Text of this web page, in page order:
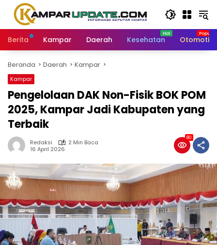
Langsung
konten
Berita
Kampar Daerah Kesehatan Otomotif
Beranda Daerah Kampar
Kampar
Pengelolaan DAK Non-Fisik BOK POM
2025, Kampar Jadi Kabupaten yang
Terbaik
Redaksi
2 Min Baca
16 April 2026
80